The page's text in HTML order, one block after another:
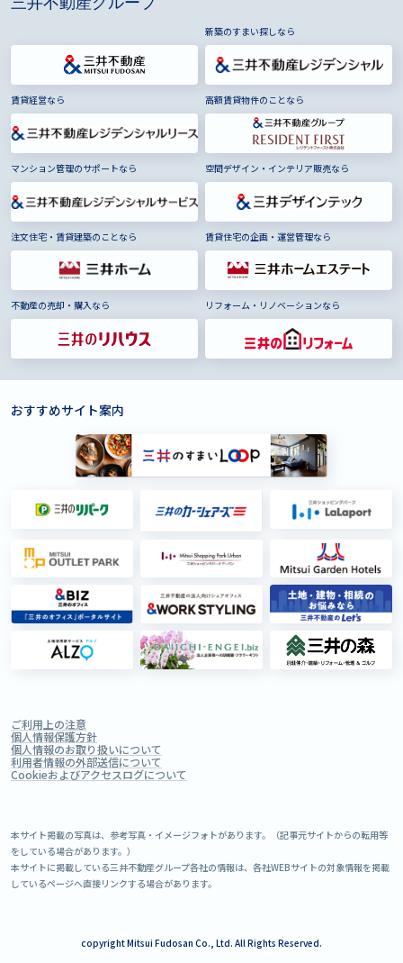
新築のすまい探しなら
賃貸経営なら 高額賃貸物件のことなら
マンション管理のサポートなら 空間デザイン・インテリア販売なら
注文住宅・賃貸建築のことなら 賃貸住宅の企画・運営管理なら
不動産の売却・購入なら リフォーム・リノベーションなら
おすすめサイト案内
ご利用上の注意
個人情報保護方針
個人情報のお取り扱いについて
利用者情報の外部送信について
Cookieおよびアクセスログについて
本サイト掲載の写真は、参考写真・イメージフォトがあります。（記事元サイトからの転用等
をしている場合があります。）
本サイトに掲載している三井不動産グループ各社の情報は、各社WEBサイトの対象情報を掲載
しているページへ直接リンクする場合があります。
copyright Mitsui Fudosan Co., Ltd. All Rights Reserved.